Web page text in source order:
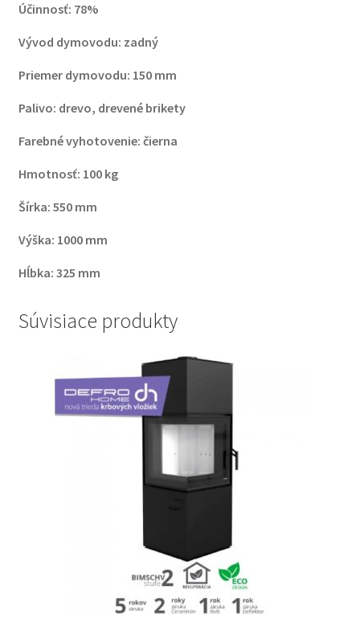
Účinnosť: 78%
Vývod dymovodu: zadný
Priemer dymovodu: 150 mm
Palivo: drevo, drevené brikety
Farebné vyhotovenie: čierna
Hmotnosť: 100 kg
Šírka: 550 mm
Výška: 1000 mm
Hĺbka: 325 mm
Súvisiace produkty